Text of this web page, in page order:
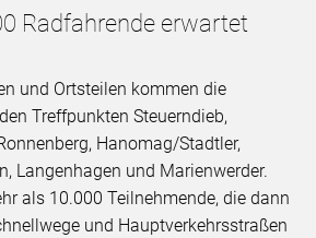
Radfahrende erwartet
und Ortsteilen kommen die
Treffpunkten Steuerndieb,
Hanomag/Stadtler,
Langenhagen und Marienwerder.
als 10.000 Teilnehmende, die dann
und Hauptverkehrsstraßen